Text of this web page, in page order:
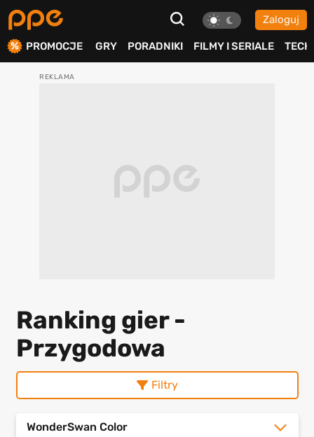
Zaloguj
PROMOCJE GRY PORADNIKI FILMY I SERIALE TECH
Ranking gier -
Przygodowa
Filtry
WonderSwan Color